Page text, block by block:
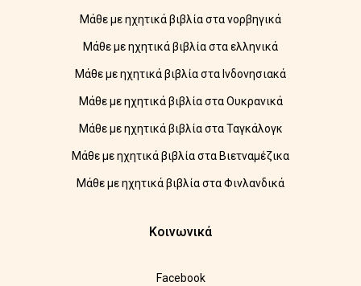
Μάθε με ηχητικά βιβλία στα νορβηγικά
Μάθε με ηχητικά βιβλία στα ελληνικά
Μάθε με ηχητικά βιβλία στα Ινδονησιακά
Μάθε με ηχητικά βιβλία στα Ουκρανικά
Μάθε με ηχητικά βιβλία στα Ταγκάλογκ
Μάθε με ηχητικά βιβλία στα Βιετναμέζικα
Μάθε με ηχητικά βιβλία στα Φινλανδικά
Κοινωνικά
Facebook